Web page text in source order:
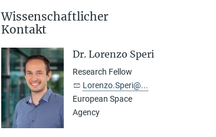
Wissenschaftlicher
Kontakt
Dr. Lorenzo Speri
Research Fellow
Lorenzo.Speri@...
European Space
Agency